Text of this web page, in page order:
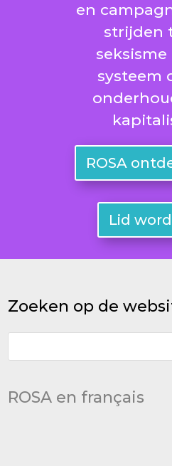
en
strijden
systeem
ROSA
Lid
Zoeken op de
ROSA en français